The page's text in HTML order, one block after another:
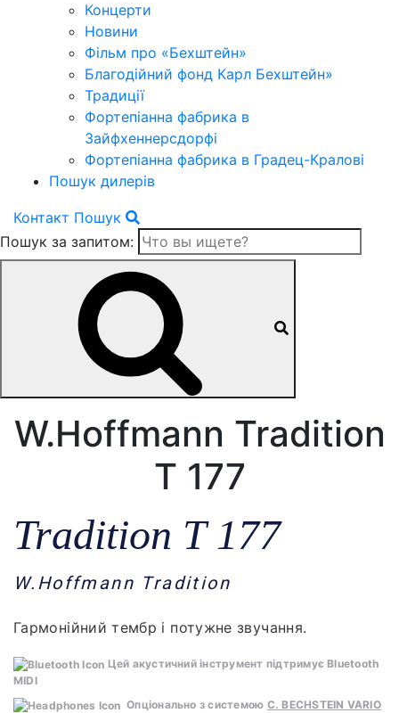
Концерти
Новини
Фільм про «Бехштейн»
Благодійний фонд Карл Бехштейн»
Традиції
Фортепіанна фабрика в
Зайфхеннерсдорфi
Фортепіанна фабрика в Градец-Краловi
Пошук дилерів
Контакт Пошук
Пошук за запитом:
W.Hoffmann Tradition
T 177
Tradition T 177
W.Hoffmann Tradition
Гармонійний тембр і потужне звучання.
Цей акустичний інструмент підтримує Bluetooth
MIDI
Опціонально з системою C. BECHSTEIN VARIO